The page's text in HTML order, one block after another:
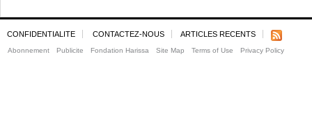
CONFIDENTIALITE CONTACTEZ-NOUS ARTICLES RECENTS
Abonnement Publicite Fondation Harissa Site Map Terms of Use Privacy Policy